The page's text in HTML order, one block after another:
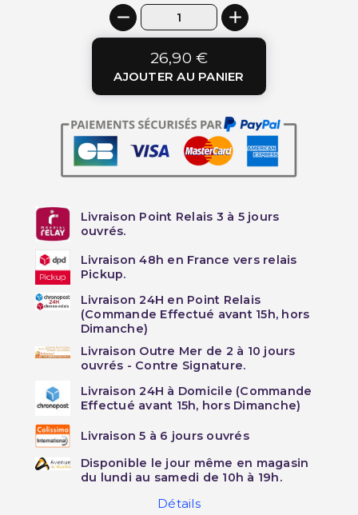
26,90 €
AJOUTER AU PANIER
Livraison Point Relais 3 à 5 jours
ouvrés.
Livraison 48h en France vers relais
Pickup.
Livraison 24H en Point Relais
(Commande Effectué avant 15h, hors
Dimanche)
Livraison Outre Mer de 2 à 10 jours
ouvrés - Contre Signature.
Livraison 24H à Domicile (Commande
Effectué avant 15h, hors Dimanche)
Livraison 5 à 6 jours ouvrés
Disponible le jour même en magasin
du lundi au samedi de 10h à 19h.
Détails